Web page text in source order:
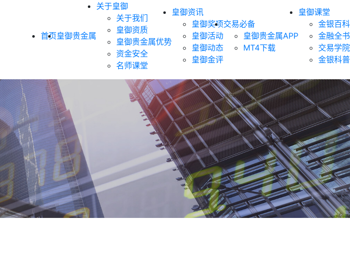
首页皇御贵金属
关于皇御
关于我们
皇御资质
皇御贵金属优势
资金安全
名师课堂
皇御资讯
皇御奖项
皇御活动
皇御动态
皇御金评
交易必备
皇御贵金属APP
MT4下载
皇御课堂
金银百科
金融全书
交易学院
金银科普